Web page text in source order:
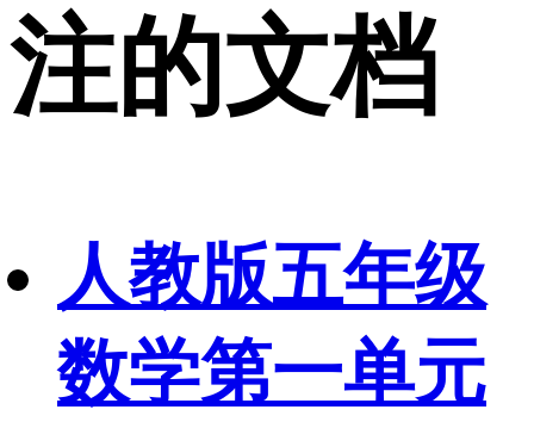
注的文档
人教版五年级
数学第一单元